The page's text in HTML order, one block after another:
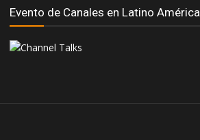
Evento de Canales en Latino América